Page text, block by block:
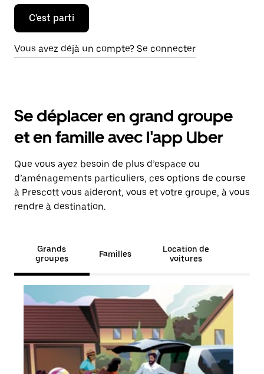
C'est parti
Vous avez déjà un compte? Se connecter
Se déplacer en grand groupe
et en famille avec l'app Uber
Que vous ayez besoin de plus d’espace ou
d’aménagements particuliers, ces options de course
à Prescott vous aideront, vous et votre groupe, à vous
rendre à destination.
Grands
groupes
Familles
Location de
voitures